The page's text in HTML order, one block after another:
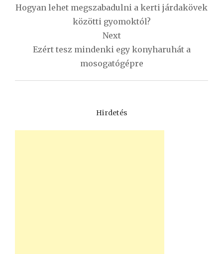
navigáció
Hogyan lehet megszabadulni a kerti járdakövek
közötti gyomoktól?
Next
Ezért tesz mindenki egy konyharuhát a
mosogatógépre
Hirdetés